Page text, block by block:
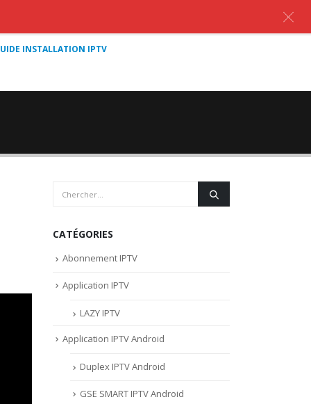
INSTALLATION IPTV
CATÉGORIES
Abonnement IPTV
Application IPTV
LAZY IPTV
Application IPTV Android
Duplex IPTV Android
GSE SMART IPTV Android